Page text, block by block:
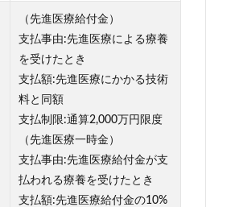
（先進医療給付金）
支払事由:先進医療による療養
を受けたとき
支払額:先進医療にかかる技術
料と同額
支払制限:通算2,000万円限度
（先進医療一時金）
支払事由:先進医療給付金が支
払われる療養を受けたとき
支払額:先進医療給付金の10%